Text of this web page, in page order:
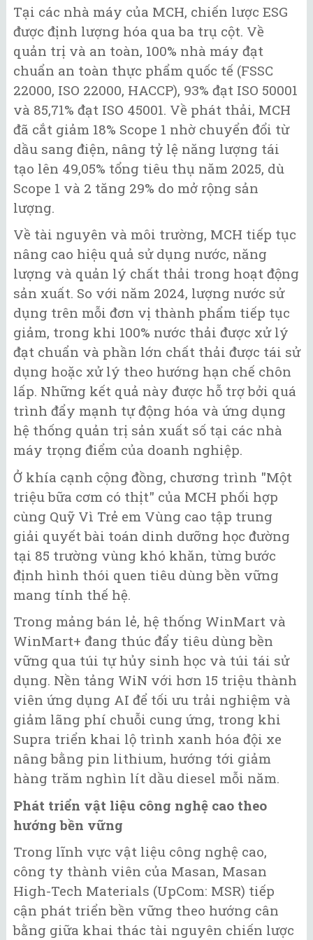
Tại các nhà máy của MCH, chiến lược ESG
được định lượng hóa qua ba trụ cột. Về
quản trị và an toàn, 100% nhà máy đạt
chuẩn an toàn thực phẩm quốc tế (FSSC
22000, ISO 22000, HACCP), 93% đạt ISO 50001
và 85,71% đạt ISO 45001. Về phát thải, MCH
đã cắt giảm 18% Scope 1 nhờ chuyển đổi từ
dầu sang điện, nâng tỷ lệ năng lượng tái
tạo lên 49,05% tổng tiêu thụ năm 2025, dù
Scope 1 và 2 tăng 29% do mở rộng sản
lượng.
Về tài nguyên và môi trường, MCH tiếp tục
nâng cao hiệu quả sử dụng nước, năng
lượng và quản lý chất thải trong hoạt động
sản xuất. So với năm 2024, lượng nước sử
dụng trên mỗi đơn vị thành phẩm tiếp tục
giảm, trong khi 100% nước thải được xử lý
đạt chuẩn và phần lớn chất thải được tái sử
dụng hoặc xử lý theo hướng hạn chế chôn
lấp. Những kết quả này được hỗ trợ bởi quá
trình đẩy mạnh tự động hóa và ứng dụng
hệ thống quản trị sản xuất số tại các nhà
máy trọng điểm của doanh nghiệp.
Ở khía cạnh cộng đồng, chương trình "Một
triệu bữa cơm có thịt" của MCH phối hợp
cùng Quỹ Vì Trẻ em Vùng cao tập trung
giải quyết bài toán dinh dưỡng học đường
tại 85 trường vùng khó khăn, từng bước
định hình thói quen tiêu dùng bền vững
mang tính thế hệ.
Trong mảng bán lẻ, hệ thống WinMart và
WinMart+ đang thúc đẩy tiêu dùng bền
vững qua túi tự hủy sinh học và túi tái sử
dụng. Nền tảng WiN với hơn 15 triệu thành
viên ứng dụng AI để tối ưu trải nghiệm và
giảm lãng phí chuỗi cung ứng, trong khi
Supra triển khai lộ trình xanh hóa đội xe
nâng bằng pin lithium, hướng tới giảm
hàng trăm nghìn lít dầu diesel mỗi năm.
Phát triển vật liệu công nghệ cao theo
hướng bền vững
Trong lĩnh vực vật liệu công nghệ cao,
công ty thành viên của Masan, Masan
High-Tech Materials (UpCom: MSR) tiếp
cận phát triển bền vững theo hướng cân
bằng giữa khai thác tài nguyên chiến lược